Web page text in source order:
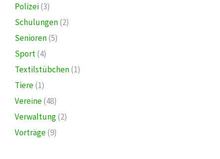
Polizei(3)
Schulungen(2)
Senioren(5)
Sport(4)
Textilstübchen(1)
Tiere(1)
Vereine(48)
Verwaltung(2)
Vorträge(9)